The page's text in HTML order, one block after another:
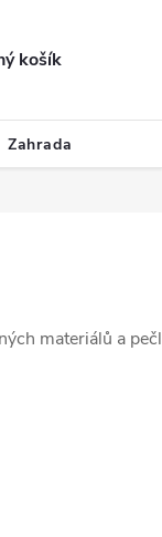
košík
Zahrada
materiálů a